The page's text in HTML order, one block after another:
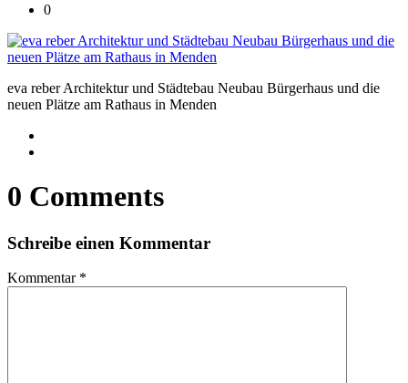
0
eva reber Architektur und Städtebau Neubau Bürgerhaus und die
neuen Plätze am Rathaus in Menden
0 Comments
Schreibe einen Kommentar
Kommentar *